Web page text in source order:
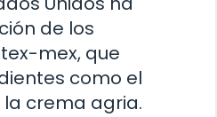
de los
mex, que
como el
crema agria.